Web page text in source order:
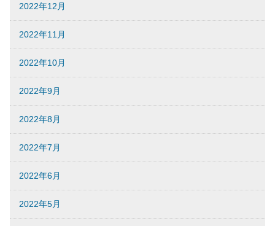
2022年12月
2022年11月
2022年10月
2022年9月
2022年8月
2022年7月
2022年6月
2022年5月